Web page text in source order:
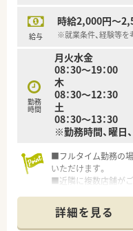
給与
時給2,000円～
※就業条件、経験等を
勤務
時間
月火水金
08：30～19：00
木
08：30～12：30
土
08：30～13：30
※勤務時間、曜日
■フルタイム勤務の場
いただけます。
■近隣に複数店舗が
■若い方からベテラ
す。
詳細を見る